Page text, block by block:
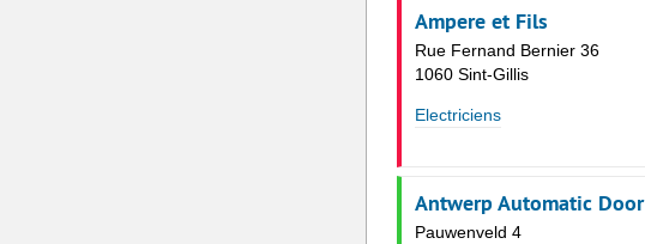
Vider
Ampere et Fils
Rue Fernand Bernier 36
1060 Sint-Gillis
Electriciens
Antwerp Automatic Door
Pauwenveld 4